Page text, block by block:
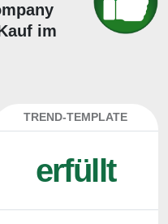
im
TREND-TEMPLATE
erfüllt